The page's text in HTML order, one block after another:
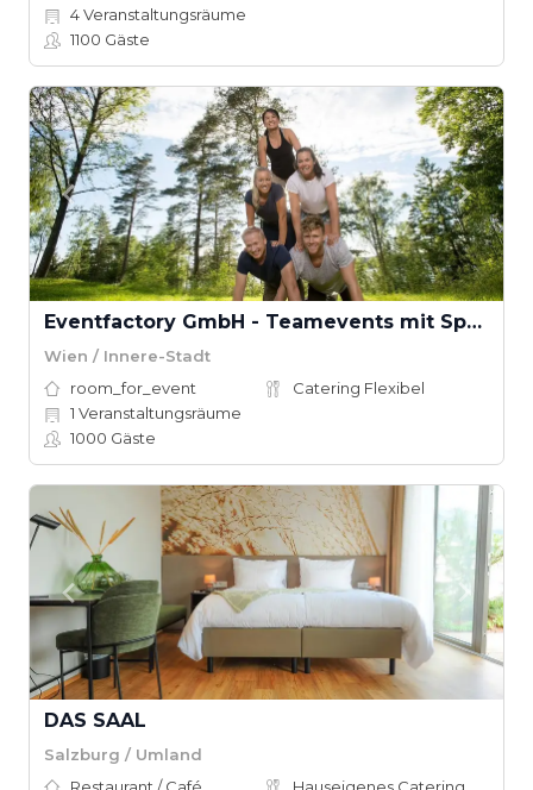
4Veranstaltungsräume
1100 Gäste
Eventfactory GmbH - Teamevents mit Spaß
Wien / Innere-Stadt
room_for_event
Catering Flexibel
1 Veranstaltungsräume
1000 Gäste
DAS SAAL
Salzburg / Umland